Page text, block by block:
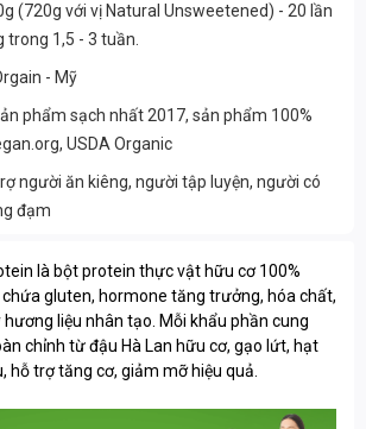
(720g với vị Natural Unsweetened) - 20 lần
trong 1,5 - 3 tuần.
- Mỹ
phẩm sạch nhất 2017, sản phẩm 100%
USDA Organic
người ăn kiêng, người tập luyện, người có
đạm
là bột protein thực vật hữu cơ 100%
gluten, hormone tăng trưởng, hóa chất,
liệu nhân tạo. Mỗi khẩu phần cung
chỉnh từ đậu Hà Lan hữu cơ, gạo lứt, hạt
hỗ trợ tăng cơ, giảm mỡ hiệu quả.